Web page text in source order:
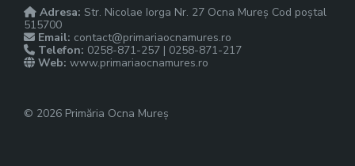
Adresa: Str. Nicolae Iorga Nr. 27 Ocna Mureș Cod poștal
515700
Email: contact@primariaocnamures.ro
Telefon: 0258-871-257 | 0258-871-217
Web: www.primariaocnamures.ro
© 2026 Primăria Ocna Mureș